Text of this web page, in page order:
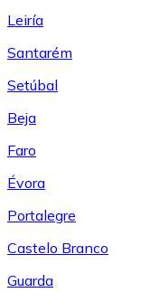
Leiría
Santarém
Setúbal
Beja
Faro
Évora
Portalegre
Castelo Branco
Guarda